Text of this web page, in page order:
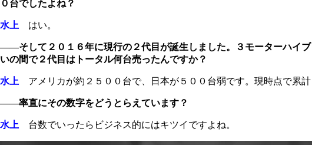
０台でしたよね？
水上 はい。
――そして２０１６年に現行の２代目が誕生しました。３モーターハイ
いの間で２代目はトータル何台売ったんですか？
水上 アメリカが約２５００台で、日本が５００台弱です。現時点で累計
――率直にその数字をどうとらえています？
水上 台数でいったらビジネス的にはキツイですよね。